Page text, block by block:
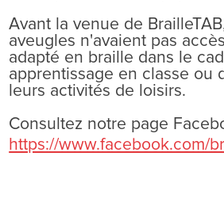
Avant la venue de
aveugles n'avaient pas
adapté en braille dans le
apprentissage en classe ou
leurs activités de loisirs.
Consultez notre page
https://www.facebook.com/